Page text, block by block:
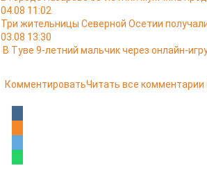
04.08 11:02
Три жительницы Северной Осетии
03.08 13:30
В Туве 9-летний мальчик через онлайн-
КомментироватьЧитать все комментарии